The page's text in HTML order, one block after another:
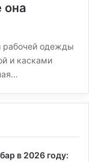
она
рабочей одежды
и касками
в 2026 году: